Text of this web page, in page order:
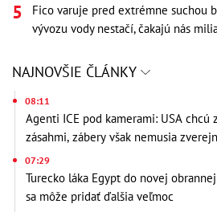
Fico varuje pred extrémne suchou
vývozu vody nestačí, čakajú nás
NAJNOVŠIE ČLÁNKY
08:11
Agenti ICE pod kamerami: USA chcú
zásahmi, zábery však nemusia
07:29
Turecko láka Egypt do novej
sa môže pridať ďalšia veľmoc